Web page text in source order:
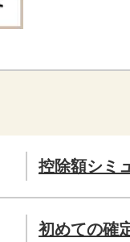
控除額シミ
初めての確